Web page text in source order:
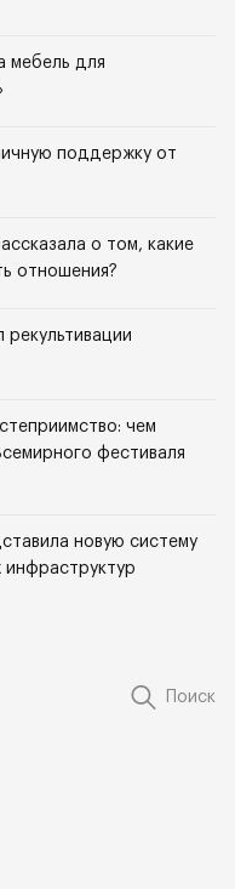
мебель для
поддержку от
о том, какие
отношения?
чем
фестиваля
новую систему
инфраструктур
Поиск